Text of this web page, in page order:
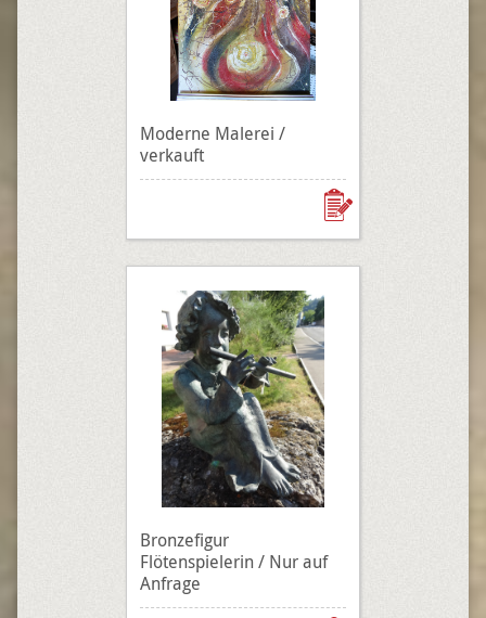
Moderne Malerei /
verkauft
Bronzefigur
Flötenspielerin / Nur auf
Anfrage